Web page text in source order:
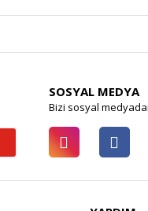
SOSYAL MEDYA
Bizi sosyal